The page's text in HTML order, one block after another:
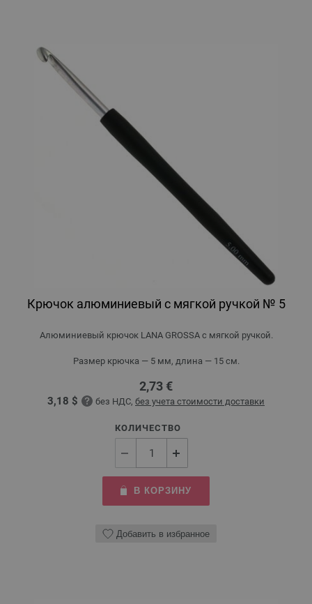
Крючок алюминиевый с мягкой ручкой № 5
Алюминиевый крючок LANA GROSSA с мягкой ручкой.
Размер крючка — 5 мм, длина — 15 см.
2,73 €
3,18 $ без НДС, без учета стоимости доставки
КОЛИЧЕСТВО
В КОРЗИНУ
Добавить в избранное